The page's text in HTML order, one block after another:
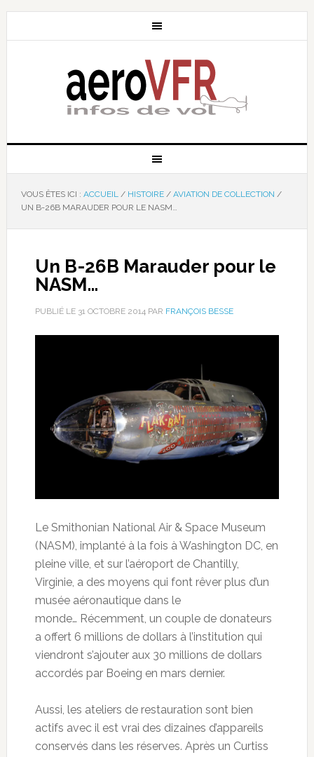
VOUS ÊTES ICI : ACCUEIL / HISTOIRE / AVIATION DE COLLECTION /
UN B-26B MARAUDER POUR LE NASM…
Un B-26B Marauder pour le
NASM…
PUBLIÉ LE 31 OCTOBRE 2014PAR FRANÇOIS BESSE
Le Smithonian National Air & Space Museum
(NASM), implanté à la fois à Washington DC, en
pleine ville, et sur l’aéroport de Chantilly,
Virginie, a des moyens qui font rêver plus d’un
musée aéronautique dans le
monde… Récemment, un couple de donateurs
a offert 6 millions de dollars à l’institution qui
viendront s’ajouter aux30 millions de dollars
accordés par Boeing en mars dernier.
Aussi, les ateliers de restauration sont bien
actifs avec il est vrai des dizaines d’appareils
conservés dans les réserves. Après un Curtiss